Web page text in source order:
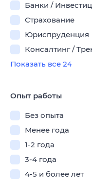
Банки /
Страхование
Юриспруденция
Консалтинг /
Показать все 24
Опыт работы
Без опыта
Менее года
1-2 года
3-4 года
4-5 и более лет